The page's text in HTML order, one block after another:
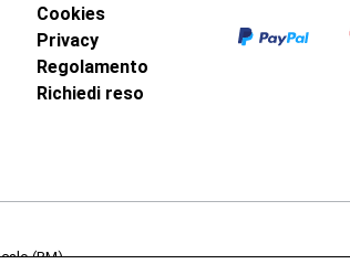
Cookies
Privacy
Regolamento
Richiedi reso
(RM)